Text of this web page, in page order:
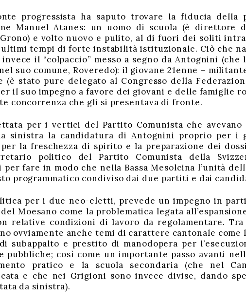
progressista ha saputo trovare la fiducia della
Manuel Atanes: un uomo di scuola (è direttore
e volto nuovo e pulito, al di fuori dei soliti
tempi di forte instabilità istituzionale. Ciò che
il “colpaccio” messo a segno da Antognini (che
suo comune, Roveredo): il giovane 21enne –
(è stato pure delegato al Congresso della
il suo impegno a favore dei giovani e delle famiglie
concorrenza che gli si presentava di fronte.
per i vertici del Partito Comunista che avevano
sinistra la candidatura di Antognini proprio per i
la freschezza di spirito e la preparazione dei
politico del Partito Comunista della
per fare in modo che nella Bassa Mesolcina l’unità
programmatico condiviso dai due partiti e dai
per i due neo-eletti, prevede un impegno in
Moesano come la problematica legata
relative condizioni di lavoro da regolamentare.
ovviamente anche temi di carattere cantonale come
e prestito di manodopera per
pubbliche; così come un importante passo avanti
pratico e la scuola secondaria (che nel
e che nei Grigioni sono invece divise, dando
da sinistra).